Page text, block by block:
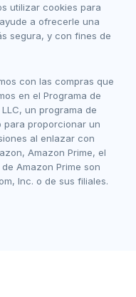
utilizar cookies para
a ofrecerle una
segura, y con fines de
con las compras que
en el Programa de
un programa de
para proporcionar un
al enlazar con
Amazon Prime, el
Amazon Prime son
Inc. o de sus filiales.